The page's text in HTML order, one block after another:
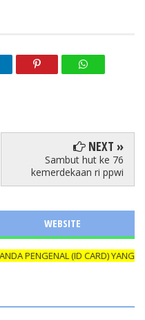
NEXT »
Sambut hut ke 76
kemerdekaan ri ppwi
WEBSITE
PENGENAL (ID CARD) YANG